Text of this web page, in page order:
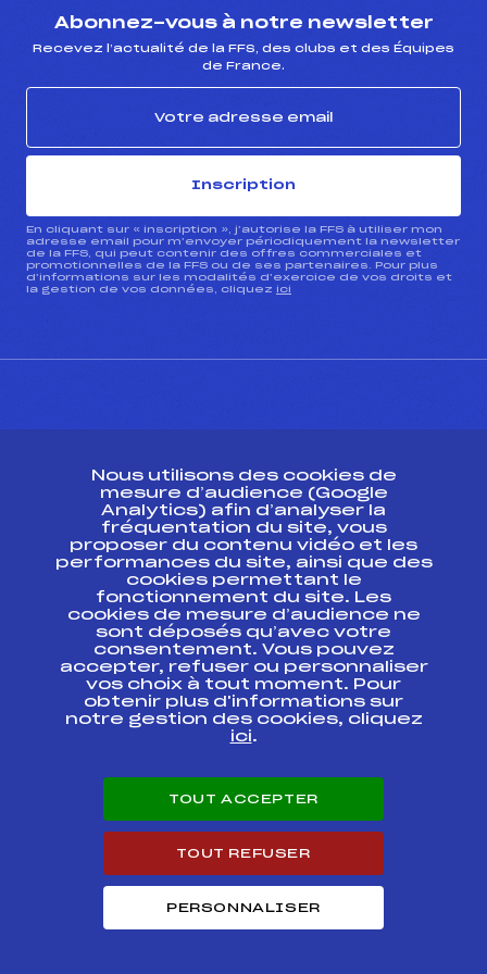
Abonnez-vous à notre newsletter
Recevez l’actualité de la FFS, des clubs et des Équipes
de France.
Inscription
En cliquant sur « inscription », j’autorise la FFS à utiliser mon
adresse email pour m’envoyer périodiquement la newsletter
de la FFS, qui peut contenir des offres commerciales et
promotionnelles de la FFS ou de ses partenaires. Pour plus
d’informations sur les modalités d’exercice de vos droits et
la gestion de vos données, cliquez ici
Ressources
Pass’Neige
Projet sportif fédéral
Projet de performance fédéral
Antidopage
Pôle Développement, Formation, Suivi
Scientifique
Listes ministérielles
Pôle vie de l’athlète
Enseignement professionnel
Carrières
Nous utilisons des cookies de
mesure d’audience (Google
Analytics) afin d’analyser la
fréquentation du site, vous
proposer du contenu vidéo et les
performances du site, ainsi que des
cookies permettant le
fonctionnement du site. Les
cookies de mesure d’audience ne
sont déposés qu’avec votre
consentement. Vous pouvez
accepter, refuser ou personnaliser
vos choix à tout moment. Pour
obtenir plus d'informations sur
notre gestion des cookies, cliquez
ici.
TOUT ACCEPTER
TOUT REFUSER
PERSONNALISER